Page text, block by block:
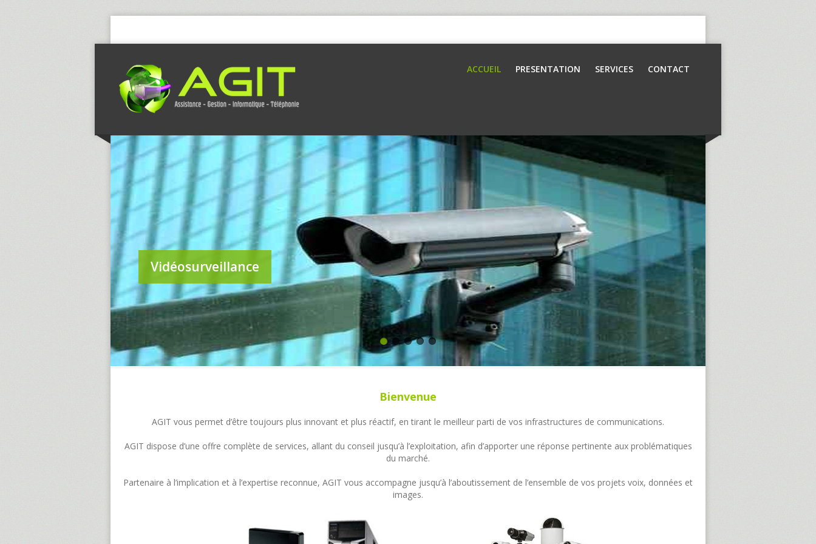
ACCUEIL PRESENTATION SERVICES CONTACT
Vidéosurveillance
Bienvenue
AGIT vous permet d’être toujours plus innovant et plus réactif, en tirant le meilleur parti de vos infrastructures de communications.
AGIT dispose d’une offre complète de services, allant du conseil jusqu’à l’exploitation, afin d’apporter une réponse pertinente aux problématiques
du marché.
Partenaire à l’implication et à l’expertise reconnue, AGIT vous accompagne jusqu’à l’aboutissement de l’ensemble de vos projets voix, données et
images.